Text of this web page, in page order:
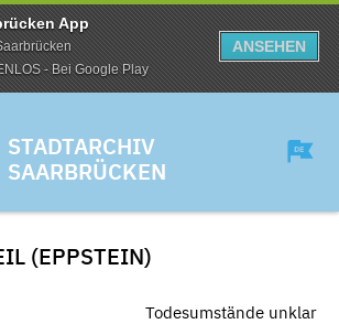
App
- Bei Google Play
ANSEHEN
STADTARCHIV
SAARBRÜCKEN
(EPPSTEIN)
Todesumstände unklar